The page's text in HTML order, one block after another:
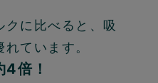
クに比べると、吸
ています。
倍！